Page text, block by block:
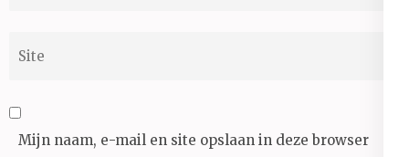
Mijn naam, e-mail en site opslaan in deze browser